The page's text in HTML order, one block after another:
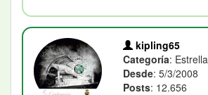
kipling65
Categoría: Estrella
Desde: 5/3/2008
Posts: 12.656